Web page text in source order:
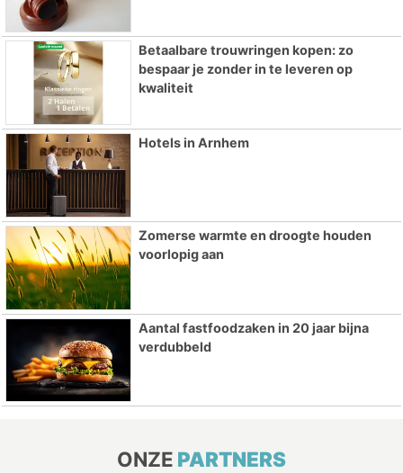
Betaalbare trouwringen kopen: zo
bespaar je zonder in te leveren op
kwaliteit
Hotels in Arnhem
Zomerse warmte en droogte houden
voorlopig aan
Aantal fastfoodzaken in 20 jaar bijna
verdubbeld
ONZE PARTNERS